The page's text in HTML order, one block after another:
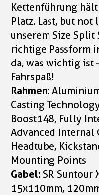
Kettenführung
Platz. Last, but not
unserem Size
richtige Passform
da, was wichtig ist
Fahrspaß!
Rahmen:
Casting
Boost148, Fully
Advanced Internal
Headtube,
Mounting Points
Gabel:SR Suntour
15x110mm,